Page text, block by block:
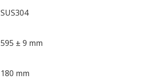
SUS304
595 ± 9 mm
180 mm